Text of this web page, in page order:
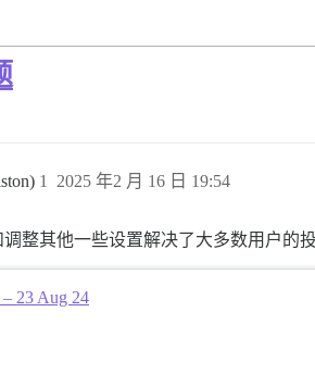
2025 年2 月 16 日 19:54
1
整其他一些设置解决了大多数用户的
23 Aug 24